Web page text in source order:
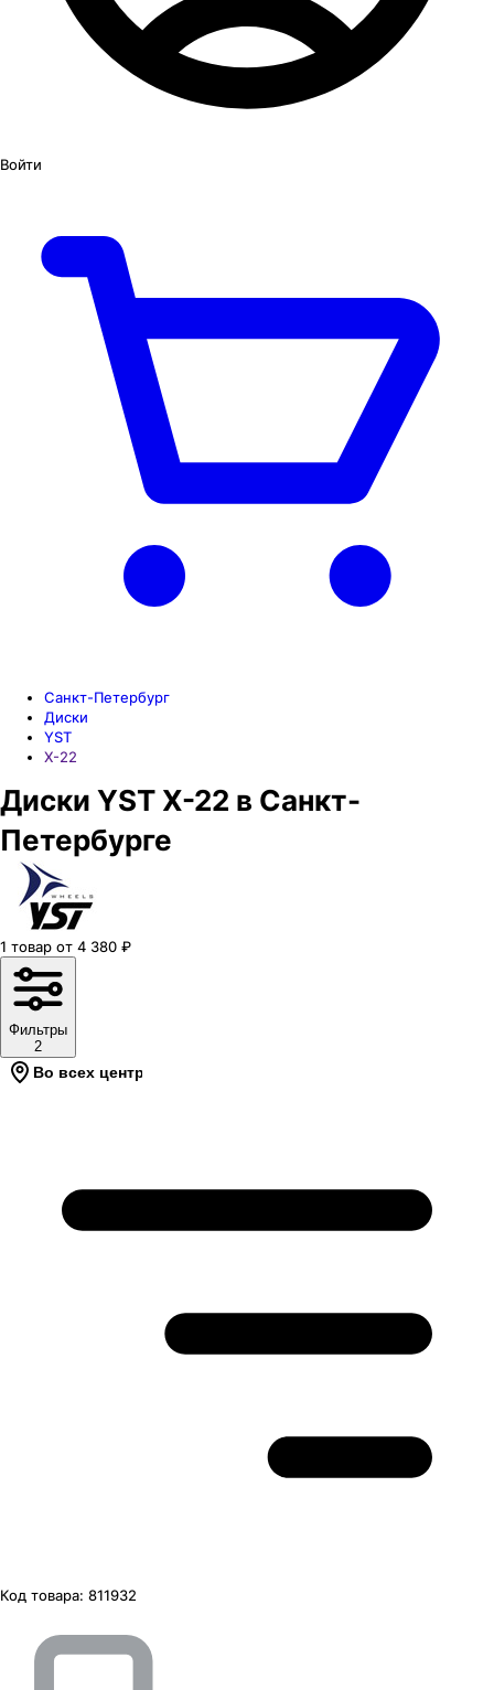
Войти
Санкт-Петербург
Диски
YST
X-22
Диски YST X-22 в Санкт-
Петербурге
1 товар от 4 380 ₽
Фильтры
2
Во всех центрах
Код товара: 811932